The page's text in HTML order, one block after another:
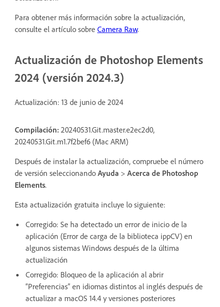
Para obtener más información sobre la actualización,
consulte el artículo sobre Camera Raw.
Actualización de Photoshop Elements
2024 (versión 2024.3)
Actualización: 13 de junio de 2024
Compilación: 20240531.Git.master.e2ec2d0,
20240531.Git.m1.7f2bef6 (Mac ARM)
Después de instalar la actualización, compruebe el número
de versión seleccionando Ayuda > Acerca de Photoshop
Elements.
Esta actualización gratuita incluye lo siguiente:
Corregido: Se ha detectado un error de inicio de la
aplicación (Error de carga de la biblioteca ippCV) en
algunos sistemas Windows después de la última
actualización
Corregido: Bloqueo de la aplicación al abrir
“Preferencias” en idiomas distintos al inglés después de
actualizar a macOS 14.4 y versiones posteriores